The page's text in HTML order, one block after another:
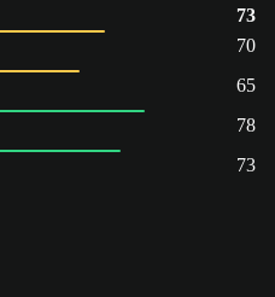
73
70
65
78
73